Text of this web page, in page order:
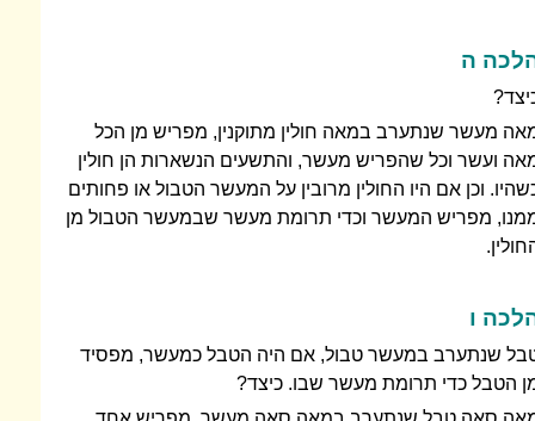
ה
מעשר שנתערב במאה חולין מתוקנין, מפריש מן הכל
ועשר וכל שהפריש מעשר, והתשעים הנשארות הן חולין
וכן אם היו החולין מרובין על המעשר הטבול או פחותים
מפריש המעשר וכדי תרומת מעשר שבמעשר הטבול מן
ו
שנתערב במעשר טבול, אם היה הטבל כמעשר, מפסיד
הטבל כדי תרומת מעשר שבו. כיצד?